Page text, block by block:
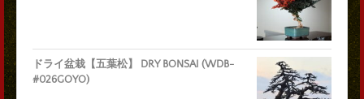
ドライ盆栽【五葉松】 DRY BONSAI (WDB-
#026GOYO)